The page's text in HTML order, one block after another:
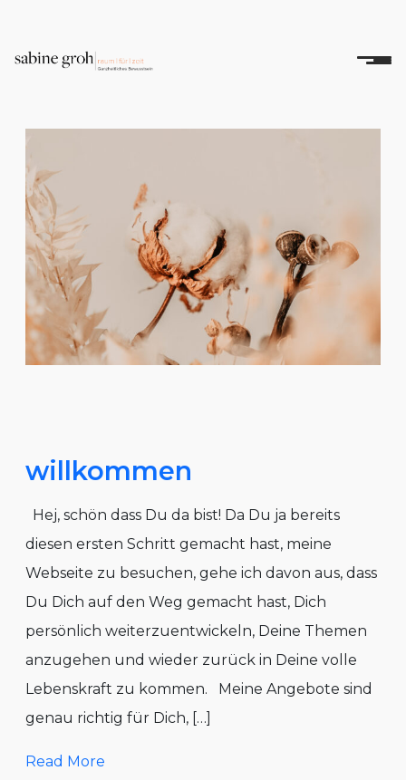
willkommen
Hej, schön dass Du da bist! Da Du ja bereits
diesen ersten Schritt gemacht hast, meine
Webseite zu besuchen, gehe ich davon aus, dass
Du Dich auf den Weg gemacht hast, Dich
persönlich weiterzuentwickeln, Deine Themen
anzugehen und wieder zurück in Deine volle
Lebenskraft zu kommen. Meine Angebote sind
genau richtig für Dich, […]
Read More